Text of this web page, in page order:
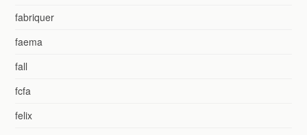
fabriquer
faema
fall
fcfa
felix